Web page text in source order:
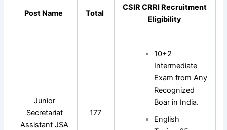
Post Name Total
CSIR CRRI Recruitment
Eligibility
Junior
Secretariat
Assistant JSA
177
10+2
Intermediate
Exam from Any
Recognized
Boar in India.
English